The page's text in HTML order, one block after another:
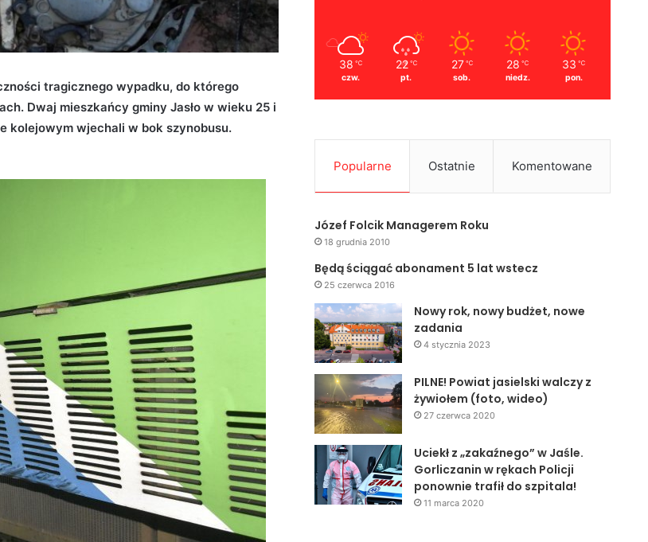
tragicznego wypadku, do którego
Dwaj mieszkańcy gminy Jasło w wieku 25 i
kolejowym wjechali w bok szynobusu.
38 ℃
czw.
22 ℃
pt.
27 ℃
sob.
28 ℃
niedz.
33 ℃
pon.
Popularne Ostatnie Komentowane
Józef Folcik Managerem Roku
18 grudnia 2010
Będą ściągać abonament 5 lat wstecz
25 czerwca 2016
Nowy rok, nowy budżet, nowe
zadania
4 stycznia 2023
PILNE! Powiat jasielski walczy z
żywiołem (foto, wideo)
27 czerwca 2020
Uciekł z „zakaźnego” w Jaśle.
Gorliczanin w rękach Policji
ponownie trafił do szpitala!
11 marca 2020